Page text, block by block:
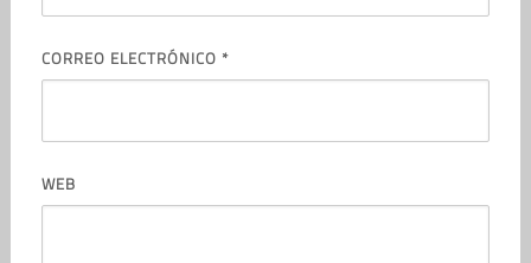
CORREO ELECTRÓNICO *
WEB